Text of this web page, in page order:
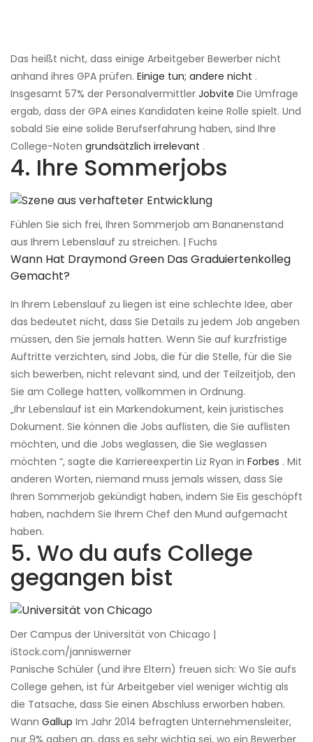
Das heißt nicht, dass einige Arbeitgeber Bewerber nicht
anhand ihres GPA prüfen. Einige tun; andere nicht .
Insgesamt 57% der Personalvermittler Jobvite Die Umfrage
ergab, dass der GPA eines Kandidaten keine Rolle spielt. Und
sobald Sie eine solide Berufserfahrung haben, sind Ihre
College-Noten grundsätzlich irrelevant .
4. Ihre Sommerjobs
Fühlen Sie sich frei, Ihren Sommerjob am Bananenstand
aus Ihrem Lebenslauf zu streichen. | Fuchs
Wann Hat Draymond Green Das Graduiertenkolleg
Gemacht?
In Ihrem Lebenslauf zu liegen ist eine schlechte Idee, aber
das bedeutet nicht, dass Sie Details zu jedem Job angeben
müssen, den Sie jemals hatten. Wenn Sie auf kurzfristige
Auftritte verzichten, sind Jobs, die für die Stelle, für die Sie
sich bewerben, nicht relevant sind, und der Teilzeitjob, den
Sie am College hatten, vollkommen in Ordnung.
„Ihr Lebenslauf ist ein Markendokument, kein juristisches
Dokument. Sie können die Jobs auflisten, die Sie auflisten
möchten, und die Jobs weglassen, die Sie weglassen
möchten “, sagte die Karriereexpertin Liz Ryan in Forbes . Mit
anderen Worten, niemand muss jemals wissen, dass Sie
Ihren Sommerjob gekündigt haben, indem Sie Eis geschöpft
haben, nachdem Sie Ihrem Chef den Mund aufgemacht
haben.
5. Wo du aufs College
gegangen bist
Der Campus der Universität von Chicago |
iStock.com/janniswerner
Panische Schüler (und ihre Eltern) freuen sich: Wo Sie aufs
College gehen, ist für Arbeitgeber viel weniger wichtig als
die Tatsache, dass Sie einen Abschluss erworben haben.
Wann Gallup Im Jahr 2014 befragten Unternehmensleiter,